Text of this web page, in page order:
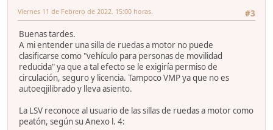
#3
Viernes 11 de Febrero de 2022. 15:00 horas.
Buenas tardes.
A mi entender una silla de ruedas a motor no puede
clasificarse como "vehículo para personas de movilidad
reducida" ya que a tal efecto se le exigiría permiso de
circulación, seguro y licencia. Tampoco VMP ya que no es
autoeqjilibrado y lleva asiento.
La LSV reconoce al usuario de las sillas de ruedas a motor como
peatón, según su Anexo l. 4: